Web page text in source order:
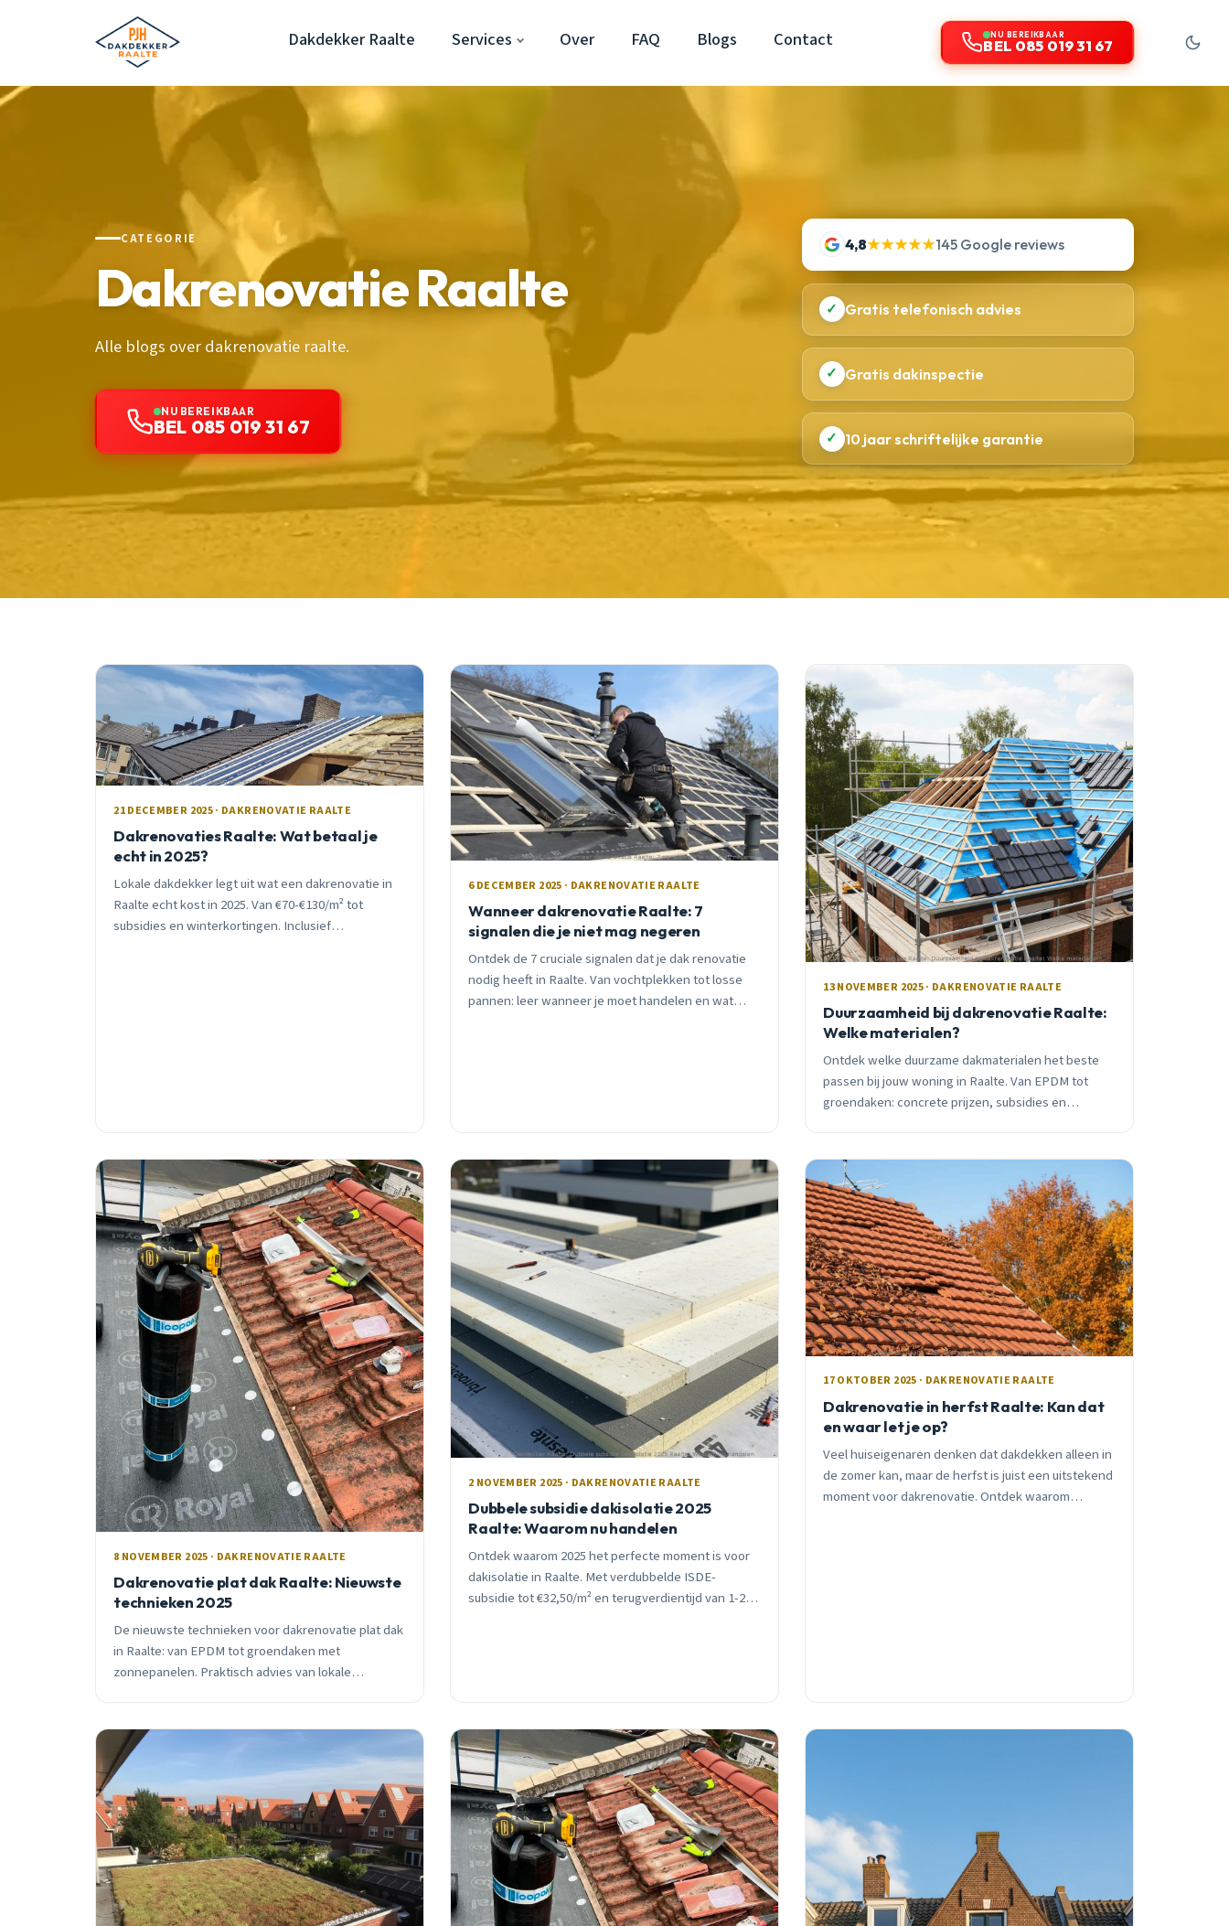
Dakdekker Raalte Services Over FAQ Blogs Contact NU BEREIKBAAR
BEL 085 019 31 67
CATEGORIE
Dakrenovatie Raalte
Alle blogs over dakrenovatie raalte.
NU BEREIKBAAR
BEL 085 019 31 67
4,8★★★★★145 Google reviews
✓ Gratis telefonisch advies
✓ Gratis dakinspectie
✓ 10 jaar schriftelijke garantie
21 DECEMBER 2025 · DAKRENOVATIE RAALTE
Dakrenovaties Raalte: Wat betaal je
echt in 2025?
Lokale dakdekker legt uit wat een dakrenovatie in
Raalte echt kost in 2025. Van €70-€130/m² tot
subsidies en winterkortingen. Inclusief
6 DECEMBER 2025 · DAKRENOVATIE RAALTE
Wanneer dakrenovatie Raalte: 7
signalen die je niet mag negeren
Ontdek de 7 cruciale signalen dat je dak renovatie
nodig heeft in Raalte. Van vochtplekken tot losse
pannen: leer wanneer je moet handelen en wat
13 NOVEMBER 2025 · DAKRENOVATIE RAALTE
Duurzaamheid bij dakrenovatie Raalte:
Welke materialen?
Ontdek welke duurzame dakmaterialen het beste
passen bij jouw woning in Raalte. Van EPDM tot
groendaken: concrete prijzen, subsidies en
8 NOVEMBER 2025 · DAKRENOVATIE RAALTE
Dakrenovatie plat dak Raalte: Nieuwste
technieken 2025
De nieuwste technieken voor dakrenovatie plat dak
in Raalte: van EPDM tot groendaken met
zonnepanelen. Praktisch advies van lokale
2 NOVEMBER 2025 · DAKRENOVATIE RAALTE
Dubbele subsidie dakisolatie 2025
Raalte: Waarom nu handelen
Ontdek waarom 2025 het perfecte moment is voor
dakisolatie in Raalte. Met verdubbelde ISDE-
subsidie tot €32,50/m² en terugverdientijd van 1-2
17 OKTOBER 2025 · DAKRENOVATIE RAALTE
Dakrenovatie in herfst Raalte: Kan dat
en waar let je op?
Veel huiseigenaren denken dat dakdekken alleen in
de zomer kan, maar de herfst is juist een uitstekend
moment voor dakrenovatie. Ontdek waarom